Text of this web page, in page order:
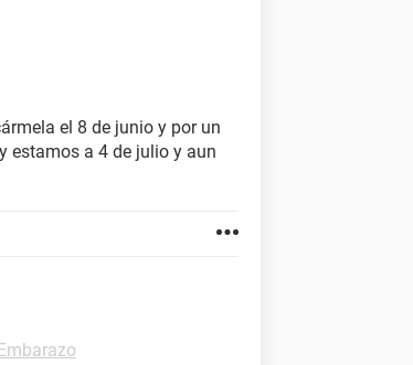
el 8 de junio y por un
estamos a 4 de julio y aun